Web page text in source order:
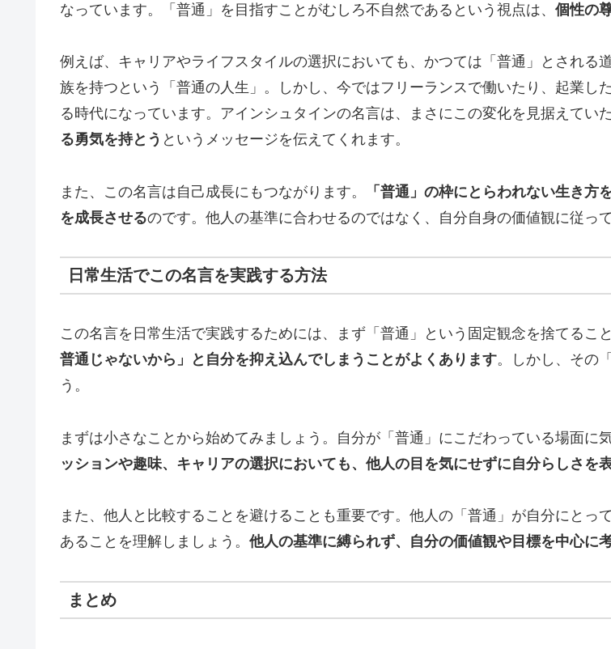
なっています。「普通」を目指すことがむしろ不自然であるという視点は、 個性の
例えば、キャリアやライフスタイルの選択においても、かつては「普通」とされ
族を持つという「普通の人生」。しかし、今ではフリーランスで働いたり、起業
る時代になっています。アインシュタインの名言は、まさにこの変化を見据えてい
る勇気を持とう というメッセージを伝えてくれます。
また、この名言は自己成長にもつながります。
「普通」の枠にとらわれない生き
を成長させるのです。他人の基準に合わせるのではなく、自分自身の価値観に従っ
日常生活でこの名言を実践する方法
この名言を日常生活で実践するためには、まず「普通」という固定観念を捨てるこ
普通じゃないから」と自分を抑え込んでしまうことがよくあります。しかし、その
う。
まずは小さなことから始めてみましょう。自分が「普通」にこだわっている場面に
ッションや趣味、キャリアの選択においても、他人の目を気にせずに自分らしさを
また、他人と比較することを避けることも重要です。他人の「普通」が自分にと
あることを理解しましょう。 他人の基準に縛られず、自分の価値観や目標を中心に
まとめ